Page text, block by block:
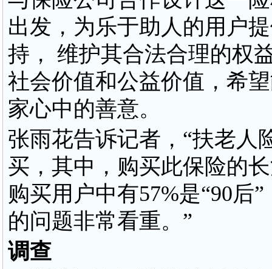
出发，为乐于助人的用户
持， 维护其合法合理的权
社会价值和公益价值，希
家心中的善意。
张雨花告诉记者，“扶老人
买，其中，购买此保险的
购买用户中有57%是“90后
的问题非常看重。”
调查